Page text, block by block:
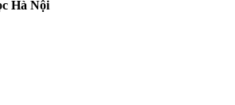
Hà Nội